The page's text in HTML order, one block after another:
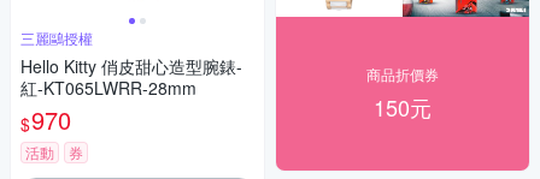
三麗鷗授權
Hello Kitty 俏皮甜心造型腕錶-
紅-KT065LWRR-28mm
$970
活動 券
商品折價券
150元